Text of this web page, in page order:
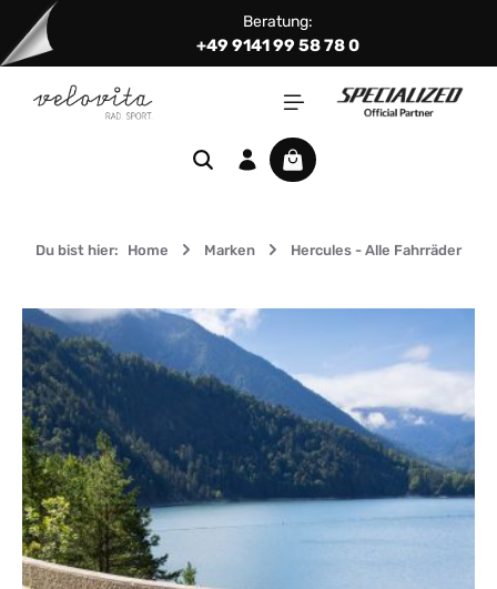
Zum Hauptinhalt springen Beratung:
+49 9141 99 58 78 0
Warenkorb enthält 0
Du bist hier: Home Marken Hercules - Alle Fahrräder